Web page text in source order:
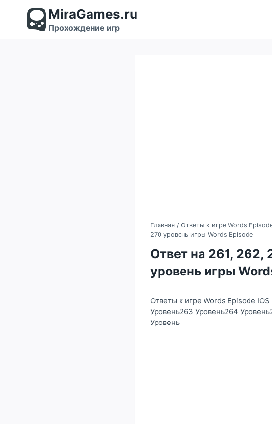
содержимому
MiraGames.ru
Прохождение игр
Главная / Ответы к игре Words
270 уровень игры Words Episode
Ответ на 261, 262,
уровень игры
Ответы к игре Words Episode
Уровень263 Уровень264
Уровень